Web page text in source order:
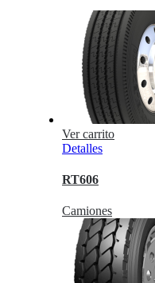
Ver carrito
Detalles
RT606
Camiones